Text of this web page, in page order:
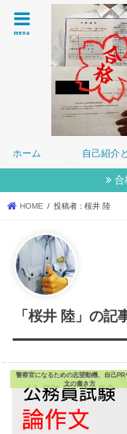
menu
ホーム 自己紹介
合
HOME 投稿者 : 桜井 陸
「桜井 陸」の記
警察官になるための志望動機、自己PR
文の書き方